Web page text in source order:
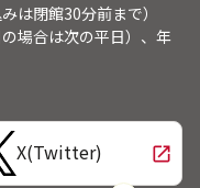
閉館30分前まで）
場合は次の平日）、年
X(Twitter) open_in_new